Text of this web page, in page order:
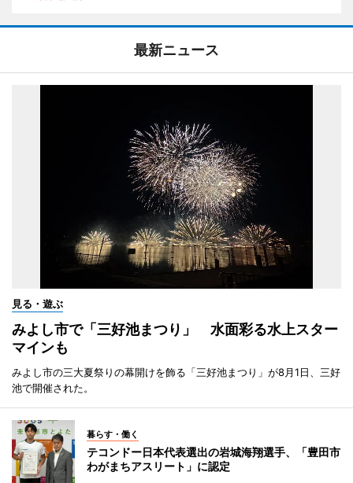
最新ニュース
見る・遊ぶ
みよし市で「三好池まつり」 水面彩る水上スター
マインも
みよし市の三大夏祭りの幕開けを飾る「三好池まつり」が8月1日、三好
池で開催された。
暮らす・働く
テコンドー日本代表選出の岩城海翔選手、「豊田市
わがまちアスリート」に認定